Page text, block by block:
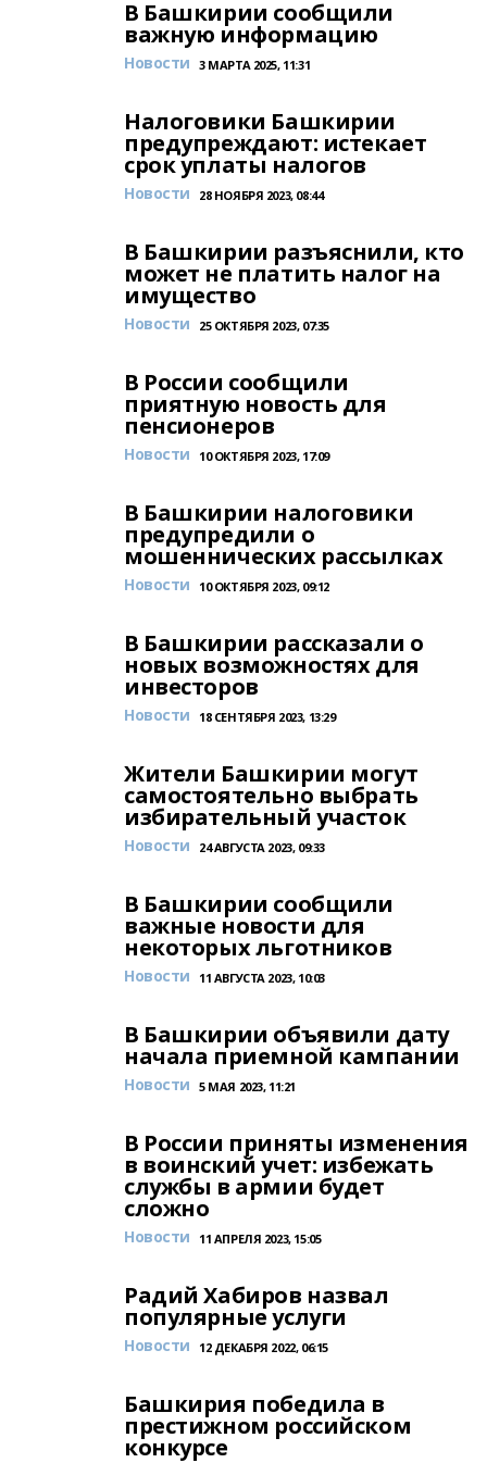
В Башкирии сообщили
важную информацию
Новости 3 МАРТА 2025, 11:31
Налоговики Башкирии
предупреждают: истекает
срок уплаты налогов
Новости 28 НОЯБРЯ 2023, 08:44
В Башкирии разъяснили, кто
может не платить налог на
имущество
Новости 25 ОКТЯБРЯ 2023, 07:35
В России сообщили
приятную новость для
пенсионеров
Новости 10 ОКТЯБРЯ 2023, 17:09
В Башкирии налоговики
предупредили о
мошеннических рассылках
Новости 10 ОКТЯБРЯ 2023, 09:12
В Башкирии рассказали о
новых возможностях для
инвесторов
Новости 18 СЕНТЯБРЯ 2023, 13:29
Жители Башкирии могут
самостоятельно выбрать
избирательный участок
Новости 24 АВГУСТА 2023, 09:33
В Башкирии сообщили
важные новости для
некоторых льготников
Новости 11 АВГУСТА 2023, 10:03
В Башкирии объявили дату
начала приемной кампании
Новости 5 МАЯ 2023, 11:21
В России приняты изменения
в воинский учет: избежать
службы в армии будет
сложно
Новости 11 АПРЕЛЯ 2023, 15:05
Радий Хабиров назвал
популярные услуги
Новости 12 ДЕКАБРЯ 2022, 06:15
Башкирия победила в
престижном российском
конкурсе